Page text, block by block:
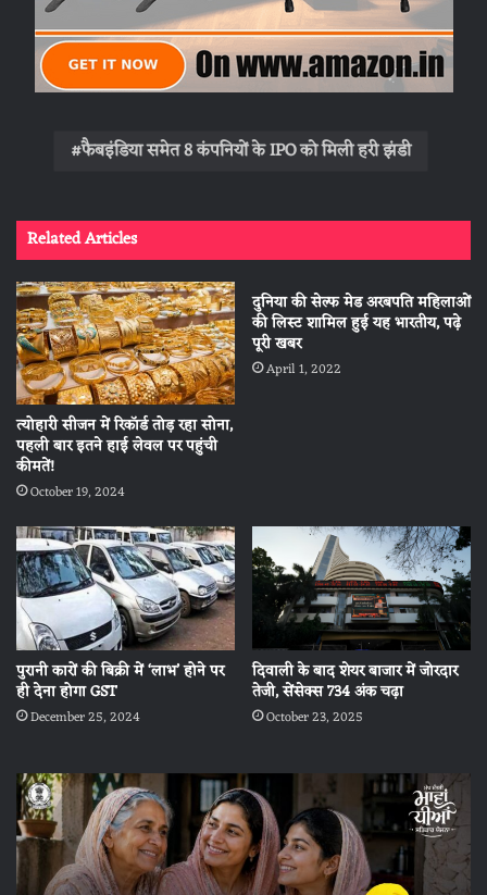
फैबइंडिया समेत 8 कंपनियों के IPO को मिली हरी झंडी
Related Articles
त्योहारी सीजन में रिकॉर्ड तोड़ रहा सोना,
पहली बार इतने हाई लेवल पर पहुंची
कीमतें!
October 19, 2024
दुनिया की सेल्‍फ मेड अरबपति महिलाओं
की लिस्‍ट शामिल हुई यह भारतीय, पढ़े
पूरी खबर
April 1, 2022
पुरानी कारों की बिक्री में ‘लाभ’ होने पर
ही देना होगा GST
December 25, 2024
दिवाली के बाद शेयर बाजार में जोरदार
तेजी, सेंसेक्स 734 अंक चढ़ा
October 23, 2025